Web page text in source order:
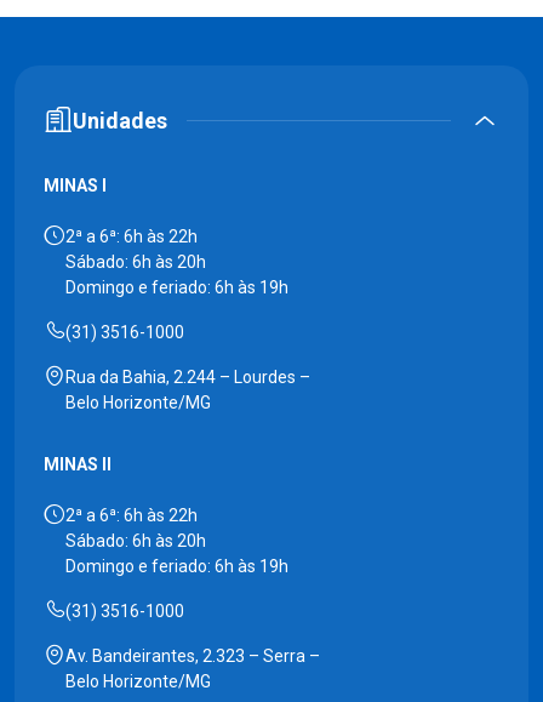
Unidades
MINAS I
2ª a 6ª: 6h às 22h
Sábado: 6h às 20h
Domingo e feriado: 6h às 19h
(31) 3516-1000
Rua da Bahia, 2.244 – Lourdes –
Belo Horizonte/MG
MINAS II
2ª a 6ª: 6h às 22h
Sábado: 6h às 20h
Domingo e feriado: 6h às 19h
(31) 3516-1000
Av. Bandeirantes, 2.323 – Serra –
Belo Horizonte/MG